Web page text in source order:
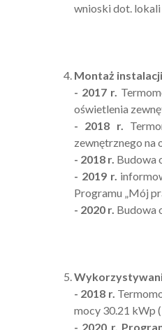
wnioski dot.
Montaż
- 2017 r.
oświetlenia
- 2018 r.
zewnętrznego na
- 2018 r. Budowa
- 2019 r.
Programu „Mój
- 2020 r. Budowa
- 2018 r.
mocy 30.21 kWp
- 2020 r.